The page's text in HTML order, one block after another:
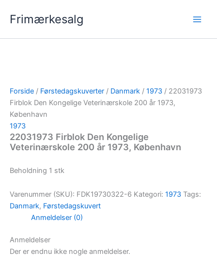
Frimærkesalg
Forside / Førstedagskuverter / Danmark / 1973 / 22031973
Firblok Den Kongelige Veterinærskole 200 år 1973,
København
1973
22031973 Firblok Den Kongelige
Veterinærskole 200 år 1973, København
Beholdning 1 stk
Varenummer (SKU): FDK19730322-6 Kategori: 1973 Tags:
Danmark, Førstedagskuvert
Anmeldelser (0)
Anmeldelser
Der er endnu ikke nogle anmeldelser.